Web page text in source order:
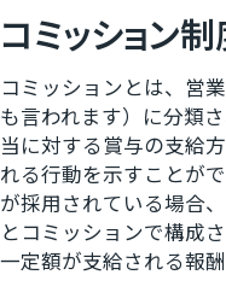
コミッション
コミッションとは、営
も言われます）に分類
当に対する賞与の支給
れる行動を示すことが
が採用されている場合
とコミッションで構成
一定額が支給される報酬